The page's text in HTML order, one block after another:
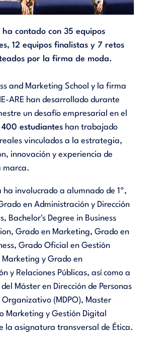
ha contado con 35 equipos
12 equipos finalistas y 7 retos
por la firma de moda.
and Marketing School y la firma
ARE han desarrollado durante
un desafío empresarial en el
400 estudianteshan trabajado
vinculados a la estrategia,
innovación y experiencia de
marca.
ha involucrado a alumnado de 1º,
en Administración y Dirección
Bachelor's Degree in Business
Grado en Marketing, Grado en
Grado Oficial en Gestión
Marketing y Grado en
y Relaciones Públicas, así como a
Máster en Dirección de Personas
Organizativo (MDPO), Master
Marketing y Gestión Digital
la asignatura transversal de Ética.